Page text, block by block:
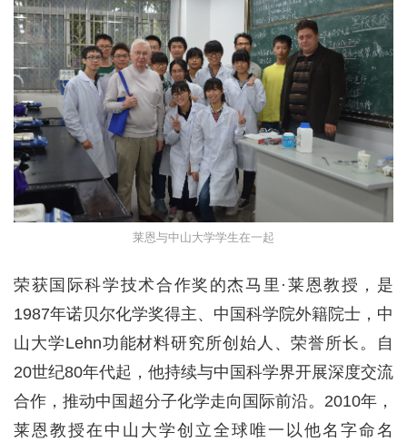
莱恩与中山大学学生在一起
荣获国际科学技术合作奖的杰马里·莱恩教授，是
1987年诺贝尔化学奖得主、中国科学院外籍院士，中
山大学Lehn功能材料研究所创始人、荣誉所长。自
20世纪80年代起，他持续与中国科学界开展深度交流
合作，推动中国超分子化学走向国际前沿。2010年，
莱恩教授在中山大学创立全球唯一以他名字命名